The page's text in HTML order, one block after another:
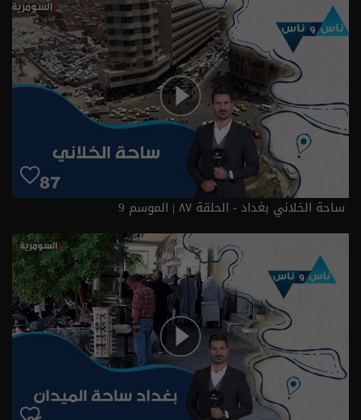
ساحة الخلاني بغداد - الحلقة ٨٧ | الموسم 9